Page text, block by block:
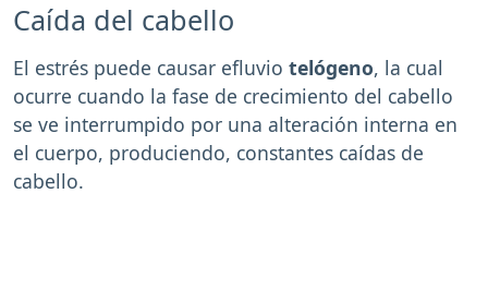
Caída del cabello
El estrés puede causar efluvio telógeno, la cual
ocurre cuando la fase de crecimiento del cabello
se ve interrumpido por una alteración interna en
el cuerpo, produciendo, constantes caídas de
cabello.